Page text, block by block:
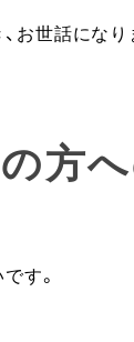
お世話になり
方
す。